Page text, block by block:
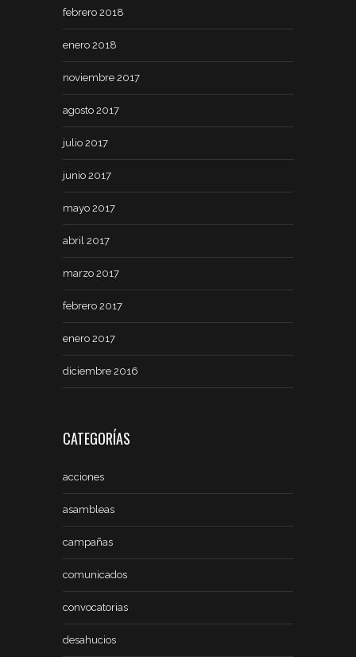
febrero 2018
enero 2018
noviembre 2017
agosto 2017
julio 2017
junio 2017
mayo 2017
abril 2017
marzo 2017
febrero 2017
enero 2017
diciembre 2016
CATEGORÍAS
acciones
asambleas
campañas
comunicados
convocatorias
desahucios